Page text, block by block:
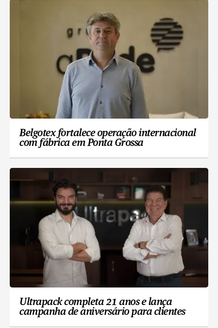
Belgotex fortalece operação internacional
com fábrica em Ponta Grossa
Ultrapack completa 21 anos e lança
campanha de aniversário para clientes